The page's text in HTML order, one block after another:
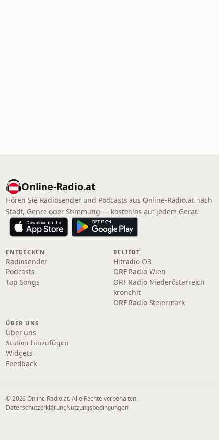
Online‑Radio.at
Hören Sie Radiosender und Podcasts aus Online‑Radio.at nach
Stadt, Genre oder Stimmung — kostenlos auf jedem Gerät.
ENTDECKEN
Radiosender
Podcasts
Top Songs
BELIEBT
Hitradio Ö3
ORF Radio Wien
ORF Radio Niederösterreich
kronehit
ORF Radio Steiermark
ÜBER UNS
Über uns
Station hinzufügen
Widgets
Feedback
© 2026 Online‑Radio.at. Alle Rechte vorbehalten.
DatenschutzerklärungNutzungsbedingungen